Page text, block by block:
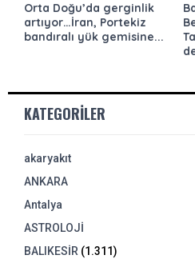
Orta Doğu’da gerginlik
artıyor…İran, Portekiz
bandıralı yük gemisine...
KATEGORILER
akaryakıt
ANKARA
Antalya
ASTROLOJİ
BALIKESİR (1.311)